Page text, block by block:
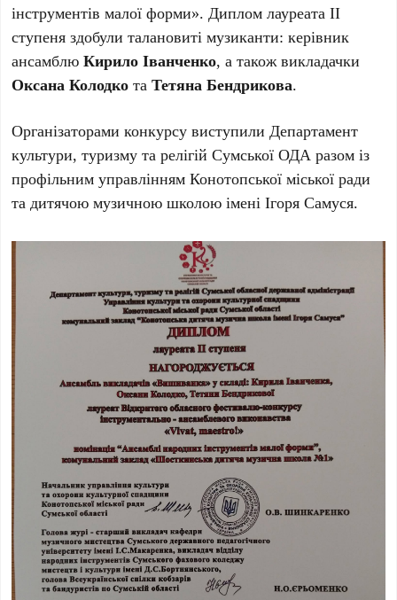
інструментів малої форми». Диплом лауреата II
ступеня здобули талановиті музиканти: керівник
ансамблюКирило Іванченко, а також викладачки
Оксана Колодко таТетяна Бендрикова.
Організаторами конкурсу виступили Департамент
культури, туризму та релігій Сумської ОДА разом із
профільним управлінням Конотопської міської ради
та дитячою музичною школою імені Ігоря Самуся.